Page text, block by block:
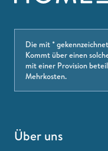
Die mit *
Kommt über einen
mit einer Provision
Mehrkosten.
Über uns